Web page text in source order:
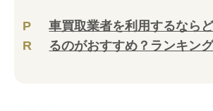
P
R
車買取業者を利用するなら
るのがおすすめ？ランキン